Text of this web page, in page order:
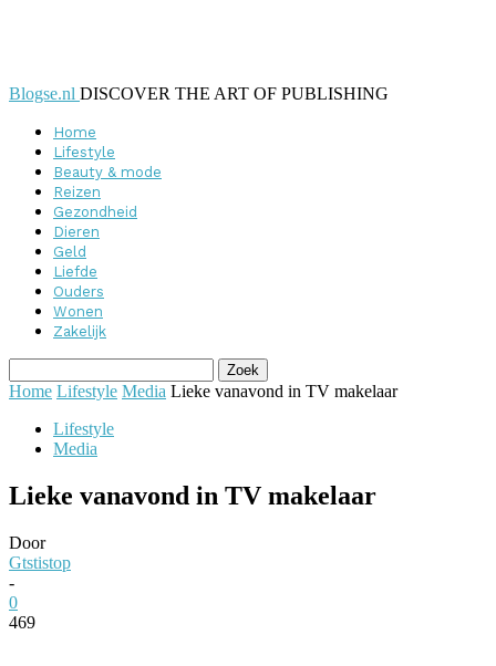
Blogse.nl DISCOVER THE ART OF PUBLISHING
Home
Lifestyle
Beauty & mode
Reizen
Gezondheid
Dieren
Geld
Liefde
Ouders
Wonen
Zakelijk
Home Lifestyle Media Lieke vanavond in TV makelaar
Lifestyle
Media
Lieke vanavond in TV makelaar
Door
Gtstistop
-
0
469